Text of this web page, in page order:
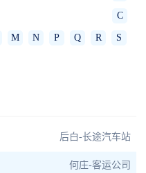
C
M N P Q R S
后白-长途汽车站
何庄-客运公司